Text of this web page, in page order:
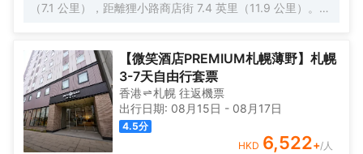
（7.1 公里），距離狸小路商店街 7.4 英里（11.9 公里）。
24 小時前台服務、行李寄存和洗衣設施。 有 172 間空調客
房提供液晶電視；您定能在旅途中找到家的舒適。提供免費
無線網絡，方便您與朋友保持聯繫；數碼頻道可滿足您的娛
樂需求。浴室提供淋浴設施、坐浴桶和拖鞋。便利設施包括
保險箱和書桌；而且每次住宿一次提供客房服務。
【微笑酒店PREMIUM札幌薄野】札幌
3-7天自由行套票
香港 札幌 往返機票
出行日期: 08月15日 - 08月17日
4.5分
HKD 6,522+/人